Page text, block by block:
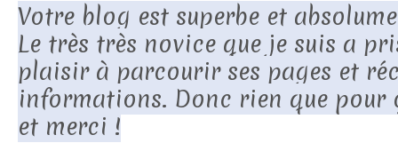
Votre blog est superbe et
Le très très novice que je suis a
plaisir à parcourir ses pages et
informations. Donc rien que pour
et merci !